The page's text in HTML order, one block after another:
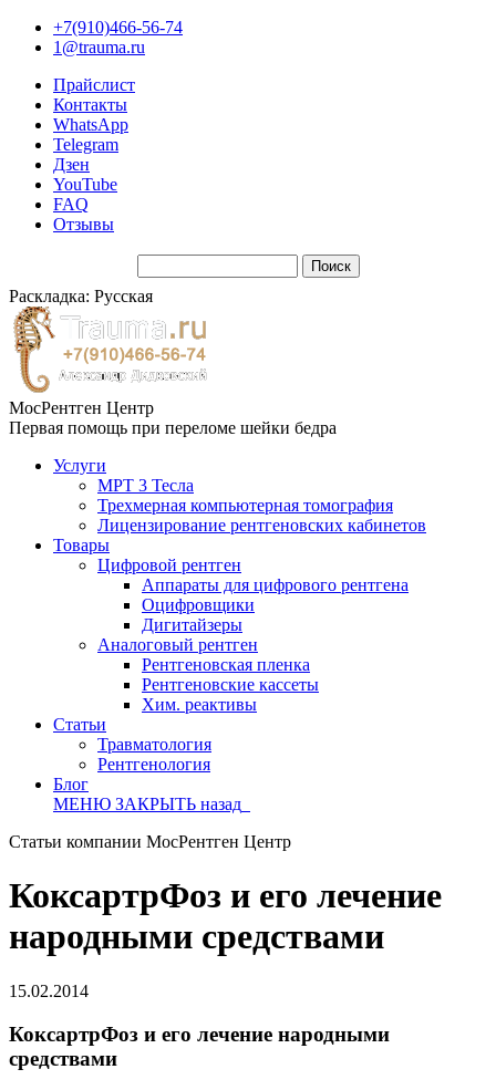
+7(910)466-56-74
1@trauma.ru
Прайслист
Контакты
WhatsApp
Telegram
Дзен
YouTube
FAQ
Отзывы
Раскладка: Русская
МосРентген Центр
Первая помощь при переломе шейки бедра
Услуги
МРТ 3 Тесла
Трехмерная компьютерная томография
Лицензирование рентгеновских кабинетов
Товары
Цифровой рентген
Аппараты для цифрового рентгена
Оцифровщики
Дигитайзеры
Аналоговый рентген
Рентгеновская пленка
Рентгеновские кассеты
Хим. реактивы
Статьи
Травматология
Рентгенология
Блог
МЕНЮ ЗАКРЫТЬ назад
Статьи компании МосРентген Центр
КоксартрФоз и его лечение
народными средствами
15.02.2014
КоксартрФоз и его лечение народными
средствами